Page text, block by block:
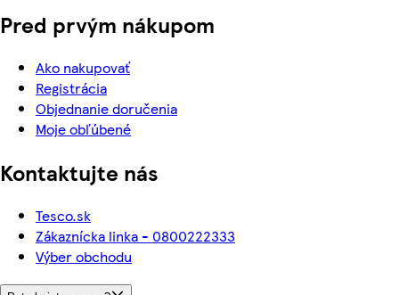
Pred prvým nákupom
Ako nakupovať
Registrácia
Objednanie doručenia
Moje obľúbené
Kontaktujte nás
Tesco.sk
Zákaznícka linka - 0800222333
Výber obchodu